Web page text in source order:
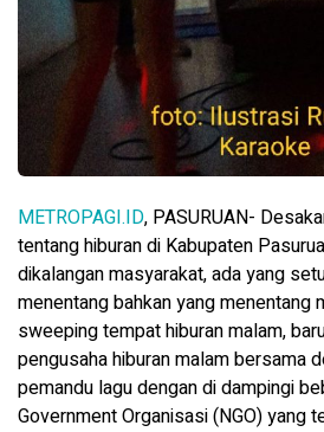
METROPAGI.ID, PASURUAN-
tentang hiburan di Kabupaten
dikalangan masyarakat, ada yang
menentang bahkan yang menentang
sweeping tempat hiburan malam,
pengusaha hiburan malam bersama
pemandu lagu dengan di dampingi
Government Organisasi (NGO) yang